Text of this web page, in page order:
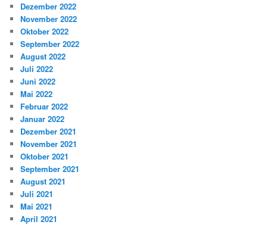
Dezember 2022
November 2022
Oktober 2022
September 2022
August 2022
Juli 2022
Juni 2022
Mai 2022
Februar 2022
Januar 2022
Dezember 2021
November 2021
Oktober 2021
September 2021
August 2021
Juli 2021
Mai 2021
April 2021